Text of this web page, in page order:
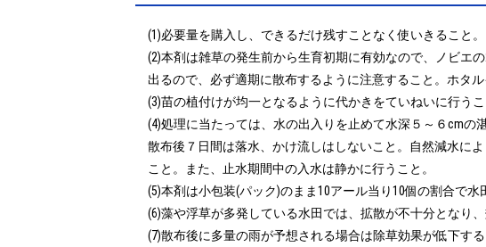
(1)必要量を購入し、できるだけ残すことなく使いきること。
(2)本剤は雑草の発生前から生育初期に有効なので、ノビエ
出るので、必ず適期に散布するように注意すること。ホタ
(3)苗の植付けが均一となるように代かきをていねいに行う
(4)処理に当たっては、水の出入りを止めて水深５～６cmの
散布後７日間は落水、かけ流しはしないこと。自然減水に
こと。また、止水期間中の入水は静かに行うこと。
(5)本剤は小包装(パック)のまま10アール当り10個の割合で水
(6)藻や浮草が多発している水田では、拡散が不十分となり
(7)散布後に多量の雨が予想される場合は除草効果が低下す